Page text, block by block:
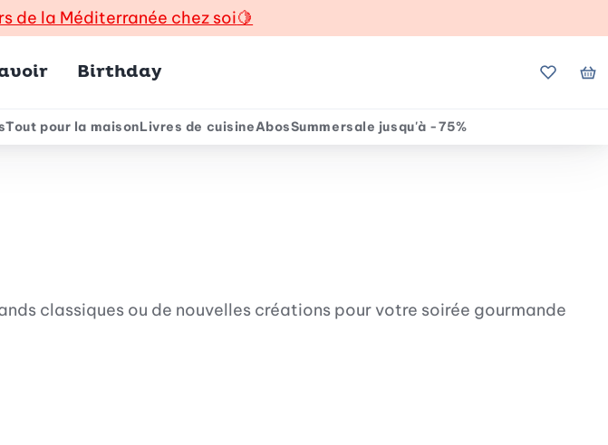
de la Méditerranée chez soi🍋
Birthday Mes
Tout pour la maisonLivres de cuisineAbosSummersale jusqu'à -75%
classiques ou de nouvelles créations pour votre soirée gourmande